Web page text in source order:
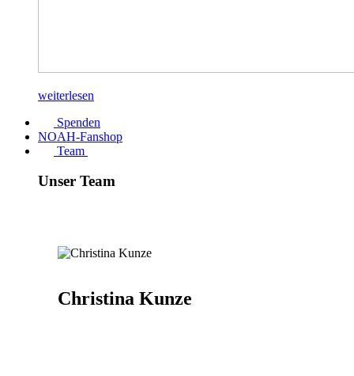
weiterlesen
Spenden
NOAH-Fanshop
Team
Unser Team
Christina Kunze